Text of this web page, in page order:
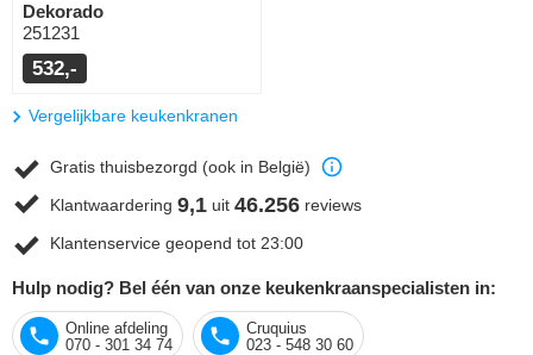
Dekorado
251231
532,-
Vergelijkbare keukenkranen
Gratis thuisbezorgd (ook in België)
Klantwaardering 9,1 uit 46.256 reviews
Klantenservice geopend tot 23:00
Hulp nodig? Bel één van onze keukenkraanspecialisten in:
Online afdeling
070 - 301 34 74
Cruquius
023 - 548 30 60